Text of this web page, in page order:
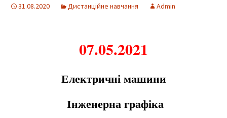
31.08.2020 Дистанційне навчання Admin
07.05.2021
Електричні машини
Інженерна графіка